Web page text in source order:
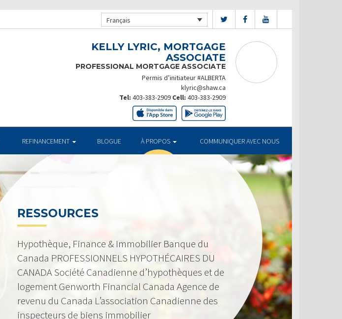
Français
KELLY LYRIC, MORTGAGE
ASSOCIATE
PROFESSIONAL MORTGAGE ASSOCIATE
Permis d’initiateur #ALBERTA
klyric@shaw.ca
Tel: 403-383-2909 Cell: 403-383-2909
REFINANCEMENT BLOGUE À PROPOS COMMUNIQUER AVEC NOUS
RESSOURCES
Hypothèque, Finance & Immobilier Banque du
Canada PROFESSIONNELS HYPOTHÉCAIRES DU
CANADA Société Canadienne d’hypothèques et de
logement Genworth Financial Canada Agence de
revenu du Canada L’association Canadienne des
inspecteurs de biens immobilier